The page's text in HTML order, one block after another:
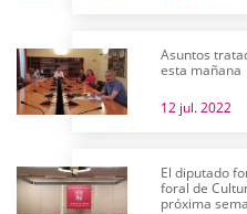
Asuntos
esta mañana
12 jul. 2022
El diputado
foral de
próxima